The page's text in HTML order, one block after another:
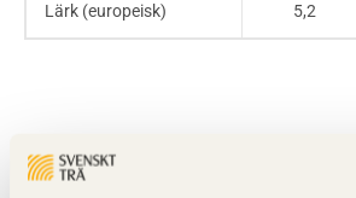
Lärk (europeisk) 5,2